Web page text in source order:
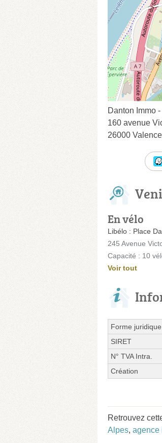
Danton Immo
160 avenue
26000 Valence
En vélo
Libélo : Place
245 Avenue
Capacité : 10
Voir tout
Forme juridique
SIRET
N° TVA Intra.
Création
Retrouvez
Alpes, agence